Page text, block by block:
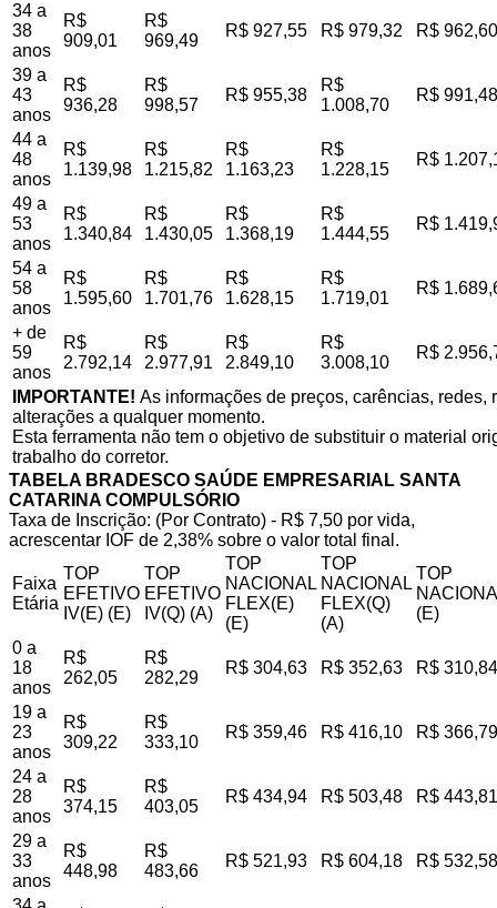
34 a
38
anos
R$
909,01
R$
969,49
R$ 927,55 R$ 979,32 R$ 962,60
39 a
43
anos
R$
936,28
R$
998,57
R$ 955,38
R$
1.008,70
R$ 991,48
44 a
48
anos
R$
1.139,98
R$
1.215,82
R$
1.163,23
R$
1.228,15
R$
49 a
53
anos
R$
1.340,84
R$
1.430,05
R$
1.368,19
R$
1.444,55
R$
54 a
58
anos
R$
1.595,60
R$
1.701,76
R$
1.628,15
R$
1.719,01
R$
+ de
59
anos
R$
2.792,14
R$
2.977,91
R$
2.849,10
R$
3.008,10
R$
IMPORTANTE! As informações de preços, carências,
alterações a qualquer momento.
Esta ferramenta não tem o objetivo de substituir o material
trabalho do corretor.
TABELA BRADESCO SAÚDE EMPRESARIAL SANTA
CATARINA COMPULSÓRIO
Taxa de Inscrição: (Por Contrato) - R$ 7,50 por vida,
acrescentar IOF de 2,38% sobre o valor total final.
Faixa
Etária
TOP
EFETIVO
IV(E) (E)
TOP
EFETIVO
IV(Q) (A)
TOP
NACIONAL
FLEX(E)
(E)
TOP
NACIONAL
FLEX(Q)
(A)
TOP
(E)
0 a
18
anos
R$
262,05
R$
282,29
R$ 304,63 R$ 352,63 R$ 310,84
19 a
23
anos
R$
309,22
R$
333,10
R$ 359,46 R$ 416,10 R$ 366,79
24 a
28
anos
R$
374,15
R$
403,05
R$ 434,94 R$ 503,48 R$ 443,81
29 a
33
anos
R$
448,98
R$
483,66
R$ 521,93 R$ 604,18 R$ 532,58